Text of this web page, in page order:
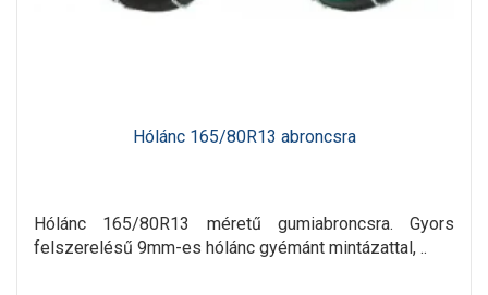
Hólánc 165/80R13 abroncsra
Hólánc 165/80R13 méretű gumiabroncsra. Gyors
felszerelésű 9mm-es hólánc gyémánt mintázattal, ..